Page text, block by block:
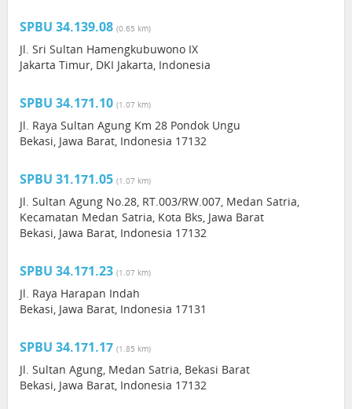
SPBU 34.139.08 (0.65 km)
Jl. Sri Sultan Hamengkubuwono IX
Jakarta Timur, DKI Jakarta, Indonesia
SPBU 34.171.10 (1.07 km)
Jl. Raya Sultan Agung Km 28 Pondok Ungu
Bekasi, Jawa Barat, Indonesia 17132
SPBU 31.171.05 (1.07 km)
Jl. Sultan Agung No.28, RT.003/RW.007, Medan Satria,
Kecamatan Medan Satria, Kota Bks, Jawa Barat
Bekasi, Jawa Barat, Indonesia 17132
SPBU 34.171.23 (1.07 km)
Jl. Raya Harapan Indah
Bekasi, Jawa Barat, Indonesia 17131
SPBU 34.171.17 (1.85 km)
Jl. Sultan Agung, Medan Satria, Bekasi Barat
Bekasi, Jawa Barat, Indonesia 17132